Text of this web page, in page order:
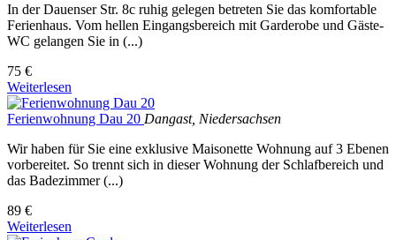
In der Dauenser Str. 8c ruhig gelegen betreten Sie das komfortable
Ferienhaus. Vom hellen Eingangsbereich mit Garderobe und Gäste-
WC gelangen Sie in (...)
75 €
Weiterlesen
Ferienwohnung Dau 20 Dangast, Niedersachsen
Wir haben für Sie eine exklusive Maisonette Wohnung auf 3 Ebenen
vorbereitet. So trennt sich in dieser Wohnung der Schlafbereich und
das Badezimmer (...)
89 €
Weiterlesen